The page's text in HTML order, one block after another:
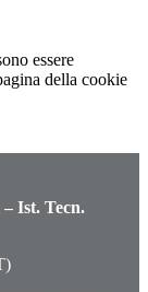
essere
della cookie
Ist. Tecn.